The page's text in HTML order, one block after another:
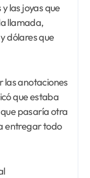
las joyas que
llamada,
dólares que
las anotaciones
que estaba
pasaría otra
entregar todo